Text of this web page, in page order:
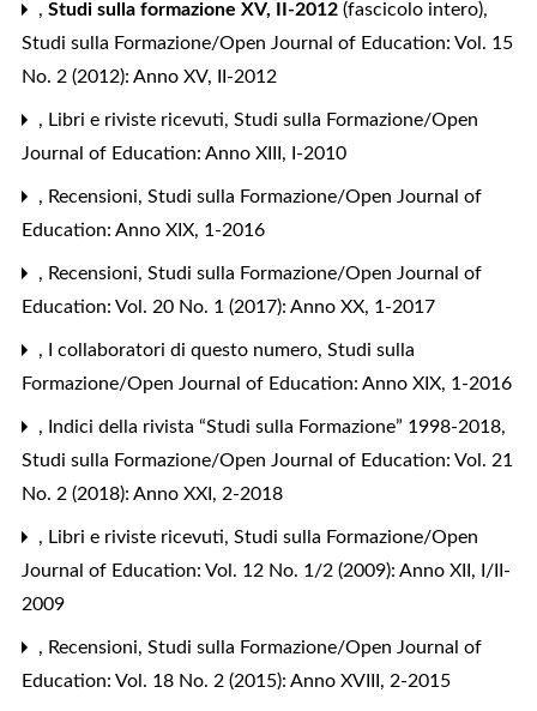
, Studi sulla formazione XV, II-2012 (fascicolo intero),
Studi sulla Formazione/Open Journal of Education: Vol. 15
No. 2 (2012): Anno XV, II-2012
, Libri e riviste ricevuti, Studi sulla Formazione/Open
Journal of Education: Anno XIII, I-2010
, Recensioni, Studi sulla Formazione/Open Journal of
Education: Anno XIX, 1-2016
, Recensioni, Studi sulla Formazione/Open Journal of
Education: Vol. 20 No. 1 (2017): Anno XX, 1-2017
, I collaboratori di questo numero, Studi sulla
Formazione/Open Journal of Education: Anno XIX, 1-2016
, Indici della rivista “Studi sulla Formazione” 1998-2018,
Studi sulla Formazione/Open Journal of Education: Vol. 21
No. 2 (2018): Anno XXI, 2-2018
, Libri e riviste ricevuti, Studi sulla Formazione/Open
Journal of Education: Vol. 12 No. 1/2 (2009): Anno XII, I/II-
2009
, Recensioni, Studi sulla Formazione/Open Journal of
Education: Vol. 18 No. 2 (2015): Anno XVIII, 2-2015